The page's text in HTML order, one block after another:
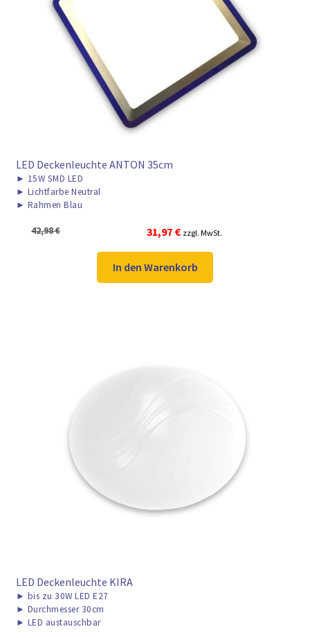
LED Deckenleuchte ANTON 35cm
► 15W SMD LED
► Lichtfarbe Neutral
► Rahmen Blau
42,98€
Ursprünglicher
Preis
war:
42,98 €
31,97 €Aktueller
Preis
ist:
31,97 €.
zzgl. MwSt.
In den Warenkorb
LED Deckenleuchte KIRA
► bis zu 30W LED E27
► Durchmesser 30cm
► LED austauschbar